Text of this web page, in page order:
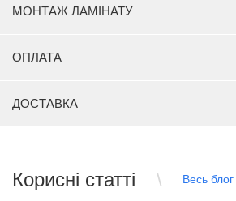
МОНТАЖ ЛАМІНАТУ
ОПЛАТА
ДОСТАВКА
Корисні статті Весь блог